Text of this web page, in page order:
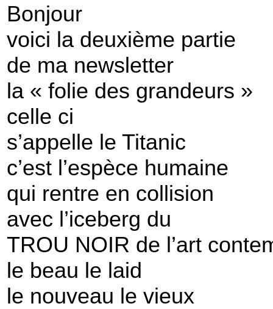
Bonjour
voici la deuxième partie
de ma newsletter
la « folie des grandeurs »
celle ci
s’appelle le Titanic
c’est l’espèce humaine
qui rentre en collision
avec l’iceberg du
TROU NOIR de l’art
le beau le laid
le nouveau le vieux